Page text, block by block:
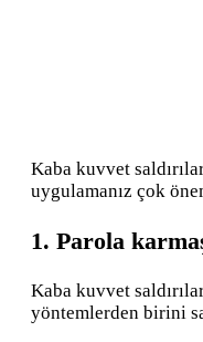
Kaba kuvvet
uygulamanız çok
1. Parola
Kaba kuvvet
yöntemlerden birini